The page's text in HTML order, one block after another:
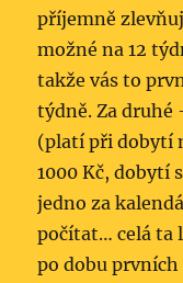
příjemně
možné na 12
takže vás to
týdně. Za druhé
(platí při dobytí
1000 Kč, dobytí
jedno za
počítat… celá ta
po dobu prvních